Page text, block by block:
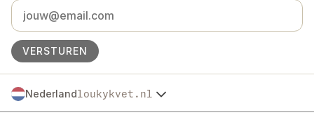
VERSTUREN
Nederlandloukykvet.nl
Česko